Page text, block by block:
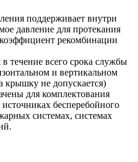
поддерживает внутри
давление для протекания
рекомбинации
течение всего срока службы
и вертикальном
крышку не допускается)
для комплектования
бесперебойного
системах, системах